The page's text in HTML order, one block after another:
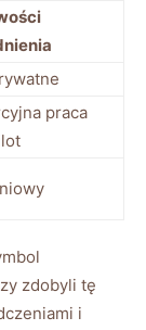
praca
zdobyli tę
i